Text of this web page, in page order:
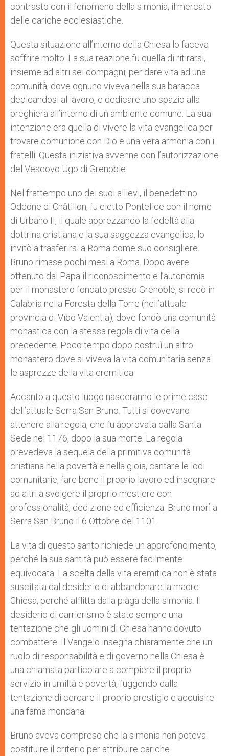
contrasto con il fenomeno della simonia, il mercato
delle cariche ecclesiastiche.
Questa situazione all’interno della Chiesa lo faceva
soffrire molto. La sua reazione fu quella di ritirarsi,
insieme ad altri sei compagni, per dare vita ad una
comunità, dove ognuno viveva nella sua baracca
dedicandosi al lavoro, e dedicare uno spazio alla
preghiera all’interno di un ambiente comune. La sua
intenzione era quella di vivere la vita evangelica per
trovare comunione con Dio e una vera armonia con i
fratelli. Questa iniziativa avvenne con l’autorizzazione
del Vescovo Ugo di Grenoble.
Nel frattempo uno dei suoi allievi, il benedettino
Oddone di Châtillon, fu eletto Pontefice con il nome
di Urbano II, il quale apprezzando la fedeltà alla
dottrina cristiana e la sua saggezza evangelica, lo
invitò a trasferirsi a Roma come suo consigliere.
Bruno rimase pochi mesi a Roma. Dopo avere
ottenuto dal Papa il riconoscimento e l’autonomia
per il monastero fondato presso Grenoble, si recò in
Calabria nella Foresta della Torre (nell’attuale
provincia di Vibo Valentia), dove fondò una comunità
monastica con la stessa regola di vita della
precedente. Poco tempo dopo costruì un altro
monastero dove si viveva la vita comunitaria senza
le asprezze della vita eremitica.
Accanto a questo luogo nasceranno le prime case
dell’attuale Serra San Bruno. Tutti si dovevano
attenere alla regola, che fu approvata dalla Santa
Sede nel 1176, dopo la sua morte. La regola
prevedeva la sequela della primitiva comunità
cristiana nella povertà e nella gioia, cantare le lodi
comunitarie, fare bene il proprio lavoro ed insegnare
ad altri a svolgere il proprio mestiere con
professionalità, dedizione ed efficienza. Bruno morì a
Serra San Bruno il 6 Ottobre del 1101.
La vita di questo santo richiede un approfondimento,
perché la sua santità può essere facilmente
equivocata. La scelta della vita eremitica non è stata
suscitata dal desiderio di abbandonare la madre
Chiesa, perché afflitta dalla piaga della simonia. Il
desiderio di carrierismo è stato sempre una
tentazione che gli uomini di Chiesa hanno dovuto
combattere. Il Vangelo insegna chiaramente che un
ruolo di responsabilità e di governo nella Chiesa è
una chiamata particolare a compiere il proprio
servizio in umiltà e povertà, fuggendo dalla
tentazione di cercare il proprio prestigio e acquisire
una fama mondana.
Bruno aveva compreso che la simonia non poteva
costituire il criterio per attribuire cariche